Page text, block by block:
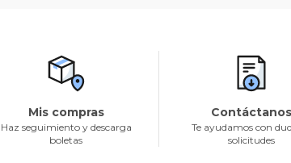
Mis compras
Haz seguimiento y descarga
boletas
Contáctanos
Te ayudamos con
solicitudes